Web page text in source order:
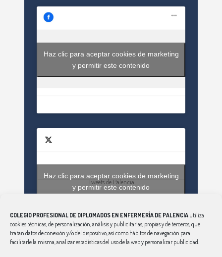
COLEGIO PROFESIONAL DE DIPLOMADOS EN ENFERMERÍA DE PALENCIA utiliza
cookies técnicas, de personalización, análisis y publicitarias, propias y de terceros, que
tratan datos de conexión y/o del dispositivo, así como hábitos de navegación para
facilitarle la misma, analizar estadísticas del uso de la web y personalizar publicidad.
Haz clic para aceptar cookies de marketing
y permitir este contenido
Tweets de Palencia
Haz clic para aceptar cookies de marketing
y permitir este contenido